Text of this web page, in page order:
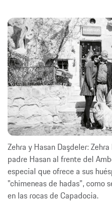
Zehra y Hasan Daşdeler:
padre Hasan al frente del
especial que ofrece a sus
"chimeneas de hadas", como
en las rocas de Capadocia.